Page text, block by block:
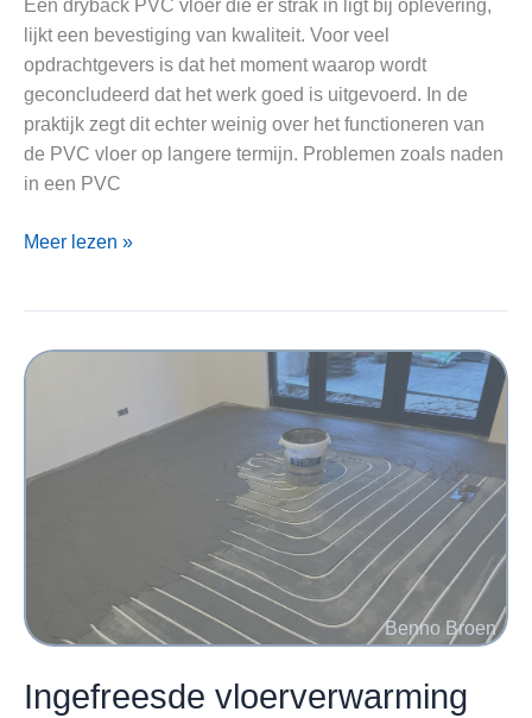
Een dryback PVC vloer die er strak in ligt bij oplevering,
lijkt een bevestiging van kwaliteit. Voor veel
opdrachtgevers is dat het moment waarop wordt
geconcludeerd dat het werk goed is uitgevoerd. In de
praktijk zegt dit echter weinig over het functioneren van
de PVC vloer op langere termijn. Problemen zoals naden
in een PVC
Dryback
oorzaken
en
Meer lezen »
Ingefreesde vloerverwarming